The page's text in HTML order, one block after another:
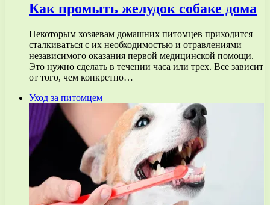
Как промыть желудок собаке дома
Некоторым хозяевам домашних питомцев приходится
сталкиваться с их необходимостью и отравлениями
независимого оказания первой медицинской помощи.
Это нужно сделать в течении часа или трех. Все зависит
от того, чем конкретно…
Уход за питомцем